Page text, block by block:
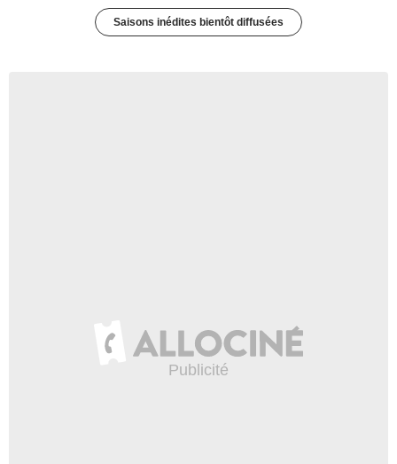
Saisons inédites bientôt diffusées